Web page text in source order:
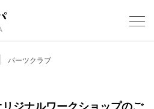
パーツクラブ